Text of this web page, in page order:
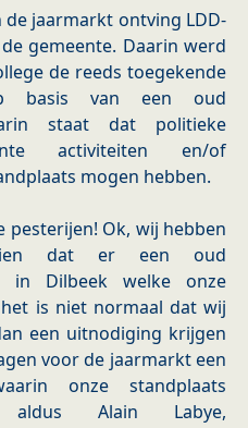
jaarmarkt ontving LDD-
gemeente. Daarin werd
de reeds toegekende
basis van een oud
staat dat politieke
activiteiten en/of
mogen hebben.
pesterijen! Ok, wij hebben
dat er een oud
in Dilbeek welke onze
is niet normaal dat wij
een uitnodiging krijgen
voor de jaarmarkt een
onze standplaats
aldus Alain Labye,